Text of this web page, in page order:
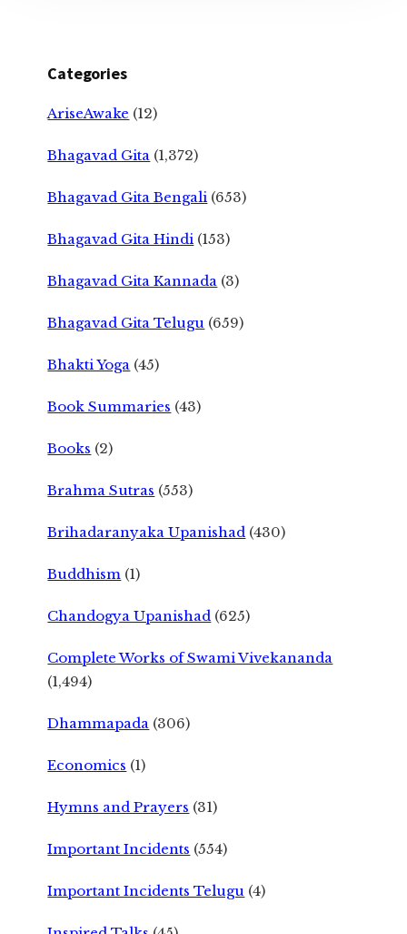
Categories
AriseAwake (12)
Bhagavad Gita (1,372)
Bhagavad Gita Bengali (653)
Bhagavad Gita Hindi (153)
Bhagavad Gita Kannada (3)
Bhagavad Gita Telugu (659)
Bhakti Yoga (45)
Book Summaries (43)
Books (2)
Brahma Sutras (553)
Brihadaranyaka Upanishad (430)
Buddhism (1)
Chandogya Upanishad (625)
Complete Works of Swami Vivekananda
(1,494)
Dhammapada (306)
Economics (1)
Hymns and Prayers (31)
Important Incidents (554)
Important Incidents Telugu (4)